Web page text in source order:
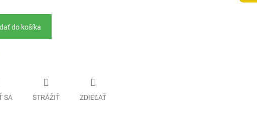
do košíka
SA STRÁŽIŤ ZDIEĽAŤ